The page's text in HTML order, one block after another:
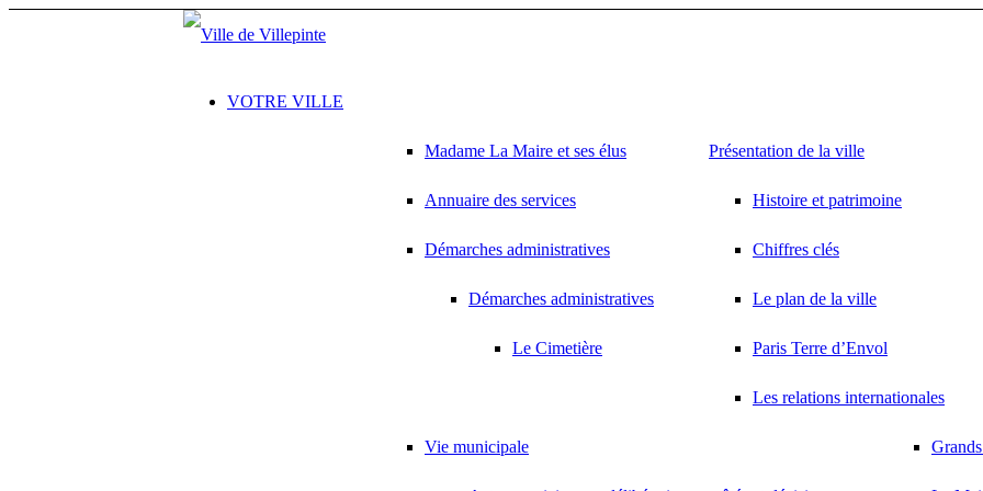
VOTRE VILLE
Madame La Maire et ses élus
Annuaire des services
Démarches administratives
Démarches administratives
Le Cimetière
Présentation de la ville
Histoire et patrimoine
Chiffres clés
Le plan de la ville
Paris Terre d’Envol
Les relations internationales
Vie municipale